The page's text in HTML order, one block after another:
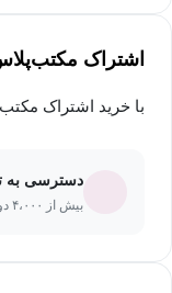
اشتراک
با خرید اشتراک مکتب‌پلاس، علاوه
دسترسی به
بیش از ۴،۰۰۰ دوره